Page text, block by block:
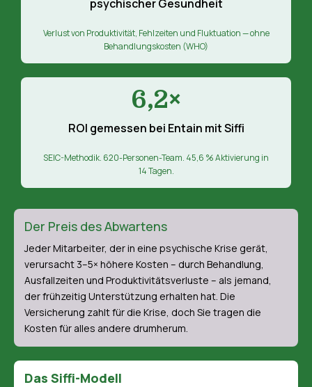
psychischer Gesundheit
Verlust von Produktivität, Fehlzeiten und Fluktuation — ohne
Behandlungskosten (WHO)
6,2×
ROI gemessen bei Entain mit Siffi
SEIC-Methodik. 620-Personen-Team. 45,6 % Aktivierung in
14 Tagen.
Der Preis des Abwartens
Jeder Mitarbeiter, der in eine psychische Krise gerät,
verursacht 3–5× höhere Kosten – durch Behandlung,
Ausfallzeiten und Produktivitätsverluste – als jemand,
der frühzeitig Unterstützung erhalten hat. Die
Versicherung zahlt für die Krise, doch Sie tragen die
Kosten für alles andere drumherum.
Das Siffi-Modell